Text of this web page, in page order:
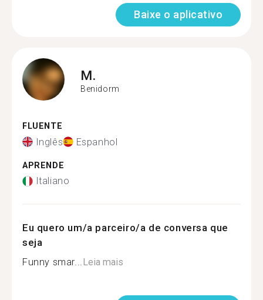
Baixe o aplicativo
M.
Benidorm
FLUENTE
Inglês Espanhol
APRENDE
Italiano
Eu quero um/a parceiro/a de conversa que
seja
Funny smar...Leia mais